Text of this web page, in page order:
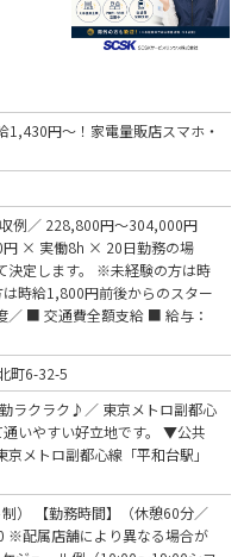
1,430円～！家電量販店スマホ・
例／ 228,800円～304,000円
円 × 実働8h × 20日勤務の場
定します。 ※未経験の方は時
時給1,800円前後からのスター
／ ■ 交通費全額支給 ■ 給与：
町6-32-5
ラクラク♪／ 東京メトロ副都心
いやすい好立地です。 ▼公共
メトロ副都心線「平和台駅」
制） 【勤務時間】（休憩60分／
※配属店舗により異なる場合が